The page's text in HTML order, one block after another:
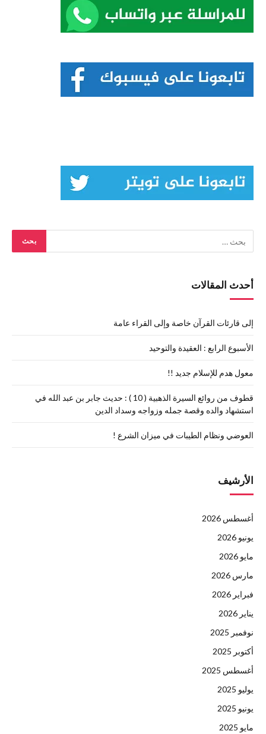
أحدث المقالات
إلى قارئات القرآن خاصة وإلى القراء عامة
الأسبوع الرابع : العقيدة والتوحيد
معول هدم للإسلام جديد !!
قطوف من روائع السيرة الذهبية ( 10 ) : حديث جابر بن عبد الله في
استشهاد والده وقصة جمله وزواجه وسداد الدين
العوضي ونظام الطيبات في ميزان الشرع !
الأرشيف
أغسطس 2026
يونيو 2026
مايو 2026
مارس 2026
فبراير 2026
يناير 2026
نوفمبر 2025
أكتوبر 2025
أغسطس 2025
يوليو 2025
يونيو 2025
مايو 2025